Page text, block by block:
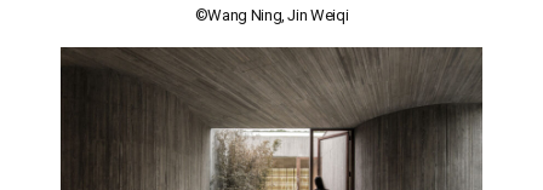
©Wang Ning, Jin Weiqi